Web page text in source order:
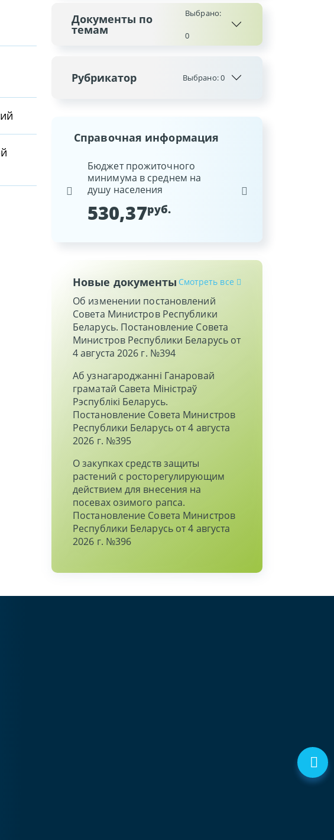
Документы по
темам
Выбрано:
0
Рубрикатор Выбрано:0
Справочная информация
величина
Бюджет прожиточного
минимума в среднем на
душу населения
530,37руб.
Республики Беларусь
Новые документы Смотреть все
Об изменении постановлений
Совета Министров Республики
Беларусь. Постановление Совета
Министров Республики Беларусь от
4 августа 2026 г. №394
Аб узнагароджаннi Ганаровай
граматай Савета Мiнiстраў
Рэспублiкi Беларусь.
Постановление Совета Министров
Республики Беларусь от 4 августа
2026 г. №395
О закупках средств защиты
растений с росторегулирующим
действием для внесения на
посевах озимого рапса.
Постановление Совета Министров
Республики Беларусь от 4 августа
2026 г. №396